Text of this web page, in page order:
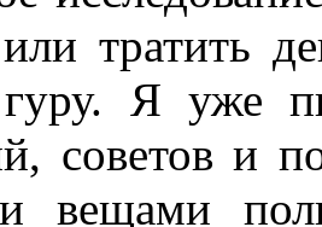
тратить
Я уже
советов и
вещами